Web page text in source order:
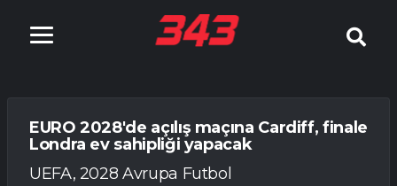
EURO 2028'de açılış maçına Cardiff, finale
Londra ev sahipliği yapacak
UEFA, 2028 Avrupa Futbol